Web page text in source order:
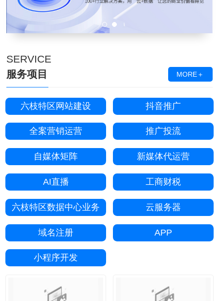
SERVICE
服务项目
MORE＋
六枝特区网站建设 抖音推广
全案营销运营 推广投流
自媒体矩阵 新媒体代运营
AI直播 工商财税
六枝特区数据中心业务 云服务器
域名注册 APP
小程序开发